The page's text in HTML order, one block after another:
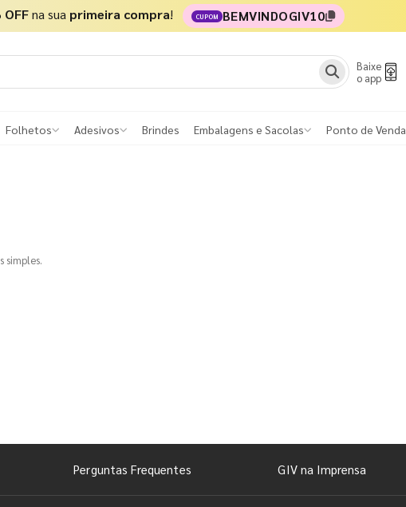
OFFna sua primeira compra! CUPOM BEMVINDOGIV10
Baixe
o app
Folhetos Adesivos Brindes Embalagens e Sacolas Ponto de Venda
simples.
Perguntas Frequentes GIV na Imprensa